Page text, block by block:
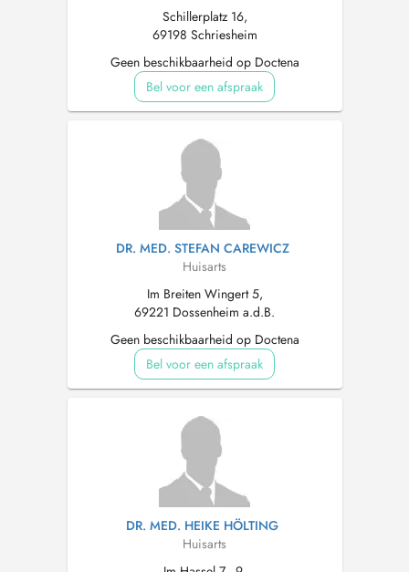
Schillerplatz 16,
69198 Schriesheim
Geen beschikbaarheid op Doctena
Bel voor een afspraak
DR. MED. STEFAN CAREWICZ
Huisarts
Im Breiten Wingert 5,
69221 Dossenheim a.d.B.
Geen beschikbaarheid op Doctena
Bel voor een afspraak
DR. MED. HEIKE HÖLTING
Huisarts